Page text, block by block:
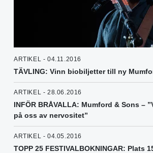
ARTIKEL - 04.11.2016
TÄVLING: Vinn biobiljetter till ny
ARTIKEL - 28.06.2016
INFÖR BRÅVALLA: Mumford & Sons –
på oss av nervositet”
ARTIKEL - 04.05.2016
TOPP 25 FESTIVALBOKNINGAR: Plats